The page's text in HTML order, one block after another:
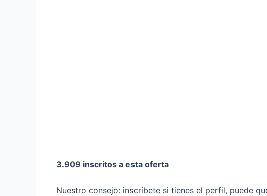
3.909 inscritos a esta oferta
Nuestro consejo: inscríbete si tienes el perfil, puede